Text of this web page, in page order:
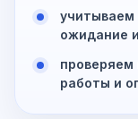
учитываем
ожидание
проверяем
работы и